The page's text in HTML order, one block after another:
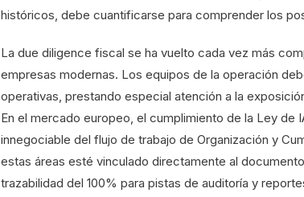
históricos, debe cuantificarse para comprender los
La due diligence fiscal se ha vuelto cada vez más
empresas modernas. Los equipos de la operación
operativas, prestando especial atención a la
En el mercado europeo, el cumplimiento de la Ley de
innegociable del flujo de trabajo de Organización y
estas áreas esté vinculado directamente al
trazabilidad del 100% para pistas de auditoría y